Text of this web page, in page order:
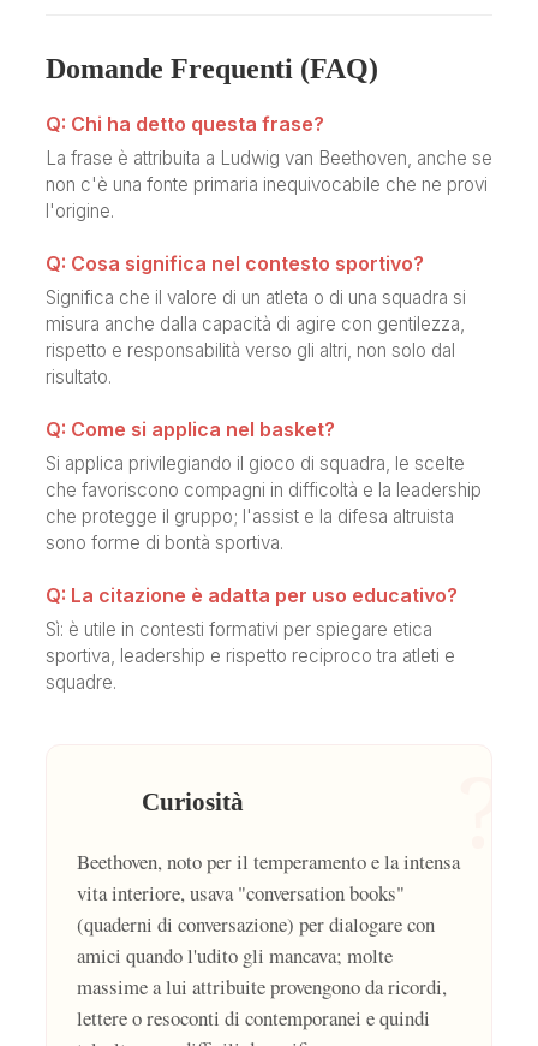
Domande Frequenti (FAQ)
Q: Chi ha detto questa frase?
La frase è attribuita a Ludwig van Beethoven, anche se
non c'è una fonte primaria inequivocabile che ne provi
l'origine.
Q: Cosa significa nel contesto sportivo?
Significa che il valore di un atleta o di una squadra si
misura anche dalla capacità di agire con gentilezza,
rispetto e responsabilità verso gli altri, non solo dal
risultato.
Q: Come si applica nel basket?
Si applica privilegiando il gioco di squadra, le scelte
che favoriscono compagni in difficoltà e la leadership
che protegge il gruppo; l'assist e la difesa altruista
sono forme di bontà sportiva.
Q: La citazione è adatta per uso educativo?
Sì: è utile in contesti formativi per spiegare etica
sportiva, leadership e rispetto reciproco tra atleti e
squadre.
Curiosità
Beethoven, noto per il temperamento e la intensa
vita interiore, usava "conversation books"
(quaderni di conversazione) per dialogare con
amici quando l'udito gli mancava; molte
massime a lui attribuite provengono da ricordi,
lettere o resoconti di contemporanei e quindi